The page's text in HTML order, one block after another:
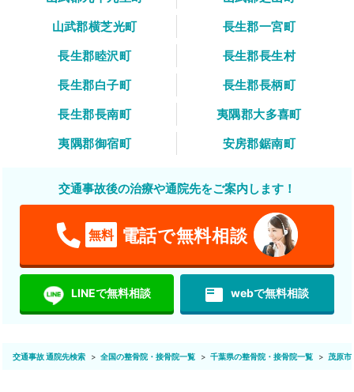
山武郡横芝光町
長生郡一宮町
長生郡睦沢町
長生郡長生村
長生郡白子町
長生郡長柄町
長生郡長南町
夷隅郡大多喜町
夷隅郡御宿町
安房郡鋸南町
交通事故後の治療や通院先をご案内します！
無料 電話で無料相談
LINEで無料相談 featured_play_list webで無料相談
交通事故 通院先検索 全国の整骨院・接骨院一覧 千葉県の整骨院・接骨院一覧 茂原市